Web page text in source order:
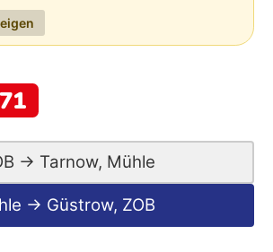
→ Tarnow, Mühle
→ Güstrow, ZOB